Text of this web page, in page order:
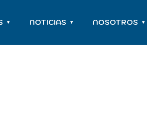
▾ NOTICIAS ▾ NOSOTROS ▾